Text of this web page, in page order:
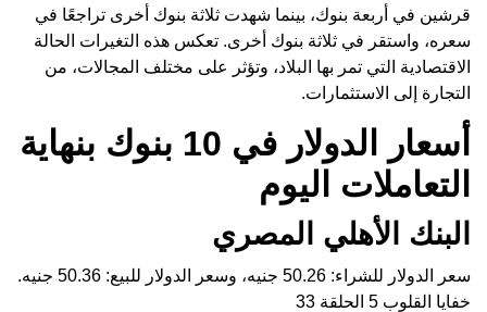
قرشين في أربعة بنوك، بينما شهدت ثلاثة بنوك أخرى تراجعًا في
سعره، واستقر في ثلاثة بنوك أخرى. تعكس هذه التغيرات الحالة
الاقتصادية التي تمر بها البلاد، وتؤثر على مختلف المجالات، من
التجارة إلى الاستثمارات.
أسعار الدولار في 10 بنوك بنهاية
التعاملات اليوم
البنك الأهلي المصري
سعر الدولار للشراء: 50.26 جنيه، وسعر الدولار للبيع: 50.36 جنيه.
خفايا القلوب 5 الحلقة 33